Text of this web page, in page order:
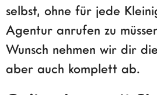
selbst, ohne für jede
Agentur anrufen zu
Wunsch nehmen wir dir
aber auch komplett ab.